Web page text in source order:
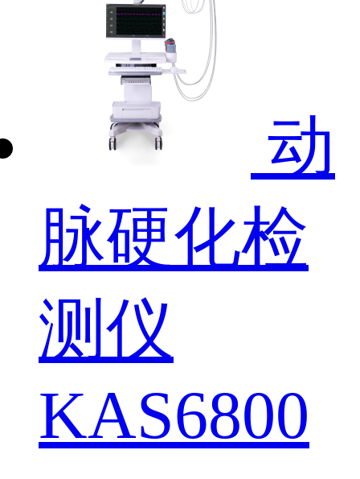
动
脉硬化检
测仪
KAS6800